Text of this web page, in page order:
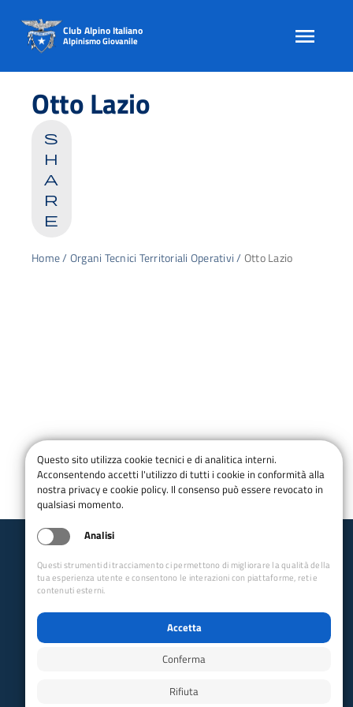
content
Club Alpino Italiano
Alpinismo Giovanile
Otto Lazio
s
h
a
r
e
Home/Organi Tecnici Territoriali Operativi/Otto Lazio
Club Alpino Italiano
Alpinismo Giovanile
email CCAG:ccag@cai.it email SCAG:scag@cai.it
Collegamenti Rapidi
Club Alpino Italiano
Accesso Soci
Questo sito utilizza cookie tecnici e di analitica interni.
Acconsentendo accetti l'utilizzo di tutti i cookie in conformità alla
nostra privacy e cookie policy. Il consenso può essere revocato in
qualsiasi momento.
Analisi
Questi strumenti di tracciamento ci permettono di migliorare la qualità della
tua esperienza utente e consentono le interazioni con piattaforme, reti e
contenuti esterni.
Accetta
Conferma
Rifiuta